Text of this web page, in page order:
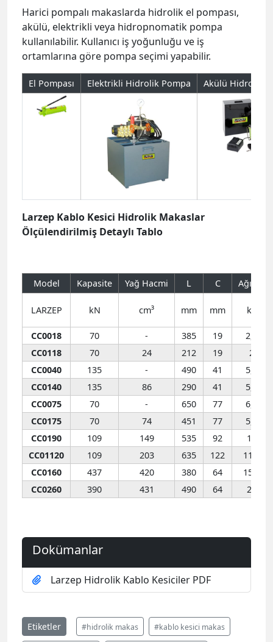
Harici pompalı makaslarda hidrolik el pompası,
akülü, elektrikli veya hidropnomatik pompa
kullanılabilir. Kullanıcı iş yoğunluğu ve iş
ortamlarına göre pompa seçimi yapabilir.
El Pompası Elektrikli Hidrolik Pompa Akülü Hidrolik
Larzep Kablo Kesici Hidrolik Makaslar
Ölçülendirilmiş Detaylı Tablo
Model Kapasite Yağ Hacmi L C Ağırlık
LARZEP kN cm³ mm mm kg
CC0018 70 - 385 19
2,8
CC0118
70 24 212 19
2
CC0040
135 - 490 41
5,6
CC0140
135 86 290 41
5,3
CC0075
70 - 650 77
6,6
CC0175
70 74 451 77
5,5
CC0190
109 149 535 92
10
CC01120
109 203 635 122
11,7
CC0160
437 420 380 64
15,8
CC0260
390 431 490 64 28
Dokümanlar
Larzep Hidrolik Kablo Kesiciler PDF
Etiketler #hidrolik makas #kablo kesici makas